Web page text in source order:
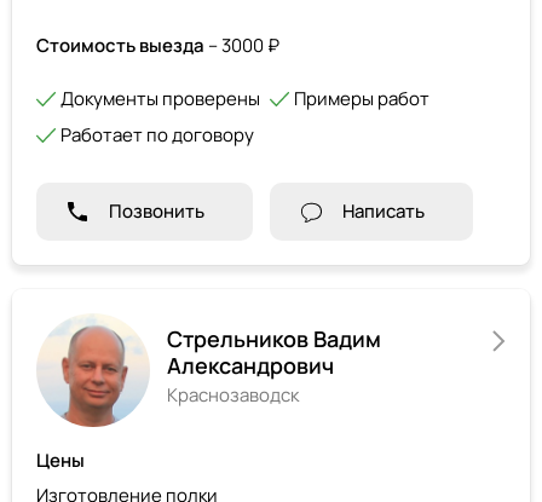
Стоимость выезда – 3000 ₽
Документы проверены
Примеры работ
Работает по договору
Позвонить Написать
Стрельников Вадим
Александрович
Краснозаводск
Цены
Изготовление полки